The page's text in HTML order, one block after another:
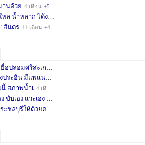
านด้วย 4 เดือน +5
หล น้ำหลาก ได้ง
ส้นตร 11 เดือน +4
ลอมศรีสะเกษครั
ระอิน มีแพแนะน
นี้ สภาพน้ำเ 4 เดือน
บเอง แวะเอง จ
ะชลบุรีให้ด้วยค